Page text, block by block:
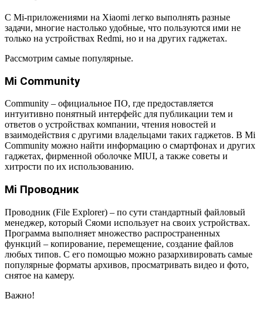
С Mi-приложениями на Xiaomi легко выполнять разные
задачи, многие настолько удобные, что пользуются ими не
только на устройствах Redmi, но и на других гаджетах.
Рассмотрим самые популярные.
Mi Community
Community – официальное ПО, где предоставляется
интуитивно понятный интерфейс для публикации тем и
ответов о устройствах компании, чтения новостей и
взаимодействия с другими владельцами таких гаджетов. В Mi
Community можно найти информацию о смартфонах и других
гаджетах, фирменной оболочке MIUI, а также советы и
хитрости по их использованию.
Mi Проводник
Проводник (File Explorer) – по сути стандартный файловый
менеджер, который Сяоми использует на своих устройствах.
Программа выполняет множество распространенных
функций – копирование, перемещение, создание файлов
любых типов. С его помощью можно разархивировать самые
популярные форматы архивов, просматривать видео и фото,
снятое на камеру.
Важно!